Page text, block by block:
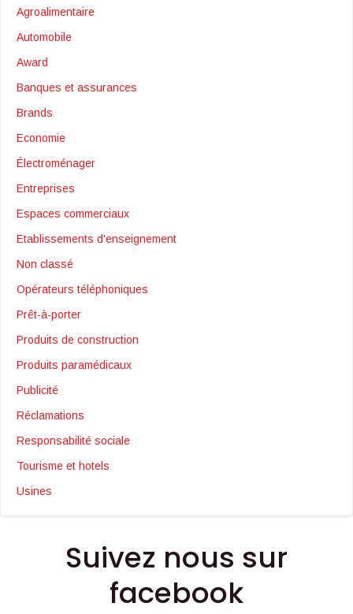
Agroalimentaire
Automobile
Award
Banques et assurances
Brands
Economie
Électroménager
Entreprises
Espaces commerciaux
Etablissements d'enseignement
Non classé
Opérateurs téléphoniques
Prêt-à-porter
Produits de construction
Produits paramédicaux
Publicité
Réclamations
Responsabilité sociale
Tourisme et hotels
Usines
Suivez nous sur
facebook